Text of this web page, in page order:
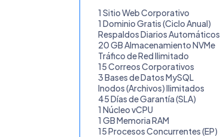
1 Sitio Web Corporativo
1 Dominio Gratis (Ciclo Anual)
Respaldos Diarios Automáticos
20 GB Almacenamiento NVMe
Tráfico de Red Ilimitado
15 Correos Corporativos
3 Bases de Datos MySQL
Inodos (Archivos) Ilimitados
45 Días de Garantía (SLA)
1 Núcleo vCPU
1 GB Memoria RAM
15 Procesos Concurrentes (EP)